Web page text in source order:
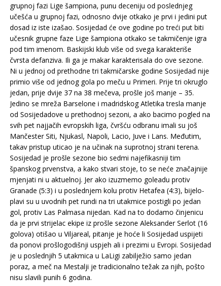
grupnoj fazi Lige šampiona, punu deceniju od poslednjeg
učešća u grupnoj fazi, odnosno dvije otkako je prvi i jedini put
dosad iz iste izašao. Sosijedad će ove godine po treći put biti
učesnik grupne faze Lige šampiona otkako se takmičenje igra
pod tim imenom. Baskijski klub više od svega karakteriše
čvrsta defanziva. Ili ga je makar karakterisala do ove sezone.
Ni u jednoj od prethodne tri takmičarske godine Sosijedad nije
primio više od jednog gola po meču u Primeri. Prije tri okruglo
jedan, prije dvije 37 na 38 mečeva, prošle još manje – 35.
Jedino se mreža Barselone i madridskog Atletika tresla manje
od Sosijedadove u prethodnoj sezoni, a ako bacimo pogled na
svih pet najjačih evropskih liga, čvršću odbranu imali su još
Mančester Siti, Njukasl, Napoli, Lacio, Juve i Lans. Međutim,
takav pristup uticao je na učinak na suprotnoj strani terena.
Sosijedad je prošle sezone bio sedmi najefikasniji tim
španskog prvenstva, a kako stvari stoje, to se neće značajnije
mjenjati ni u aktuelnoj. Jer ako izuzmemo goleadu protiv
Granade (5:3) i u poslednjem kolu protiv Hetafea (4:3), bijelo-
plavi su u uvodnih pet rundi na tri utakmice postigli po jedan
gol, protiv Las Palmasa nijedan. Kad na to dodamo činjenicu
da je prvi strijelac ekipe iz prošle sezone Aleksander Serlot (16
golova) otišao u Viljareal, pitanje je hoće li Sosijedad uspijeti
da ponovi prošlogodišnji uspjeh ali i prezimi u Evropi. Sosijedad
je u poslednjih 5 utakmica u LaLigi zabilježio samo jedan
poraz, a meč na Mestalji je tradicionalno težak za njih, pošto
nisu slavili punih 6 godina.